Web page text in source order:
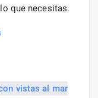
que necesitas.